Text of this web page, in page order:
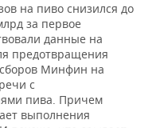
на пиво снизился до
за первое
данные на
предотвращения
Минфин на
с
пива. Причем
выполнения